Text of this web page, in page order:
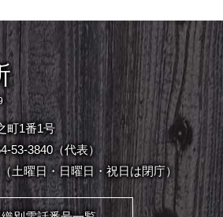
町1番1号
53-3840（代表）
土曜日・日曜日・祝日は閉庁）